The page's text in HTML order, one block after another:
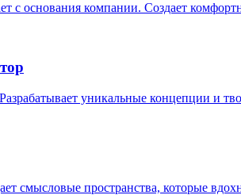
компании. Создает
уникальные концепции и
пространства, которые